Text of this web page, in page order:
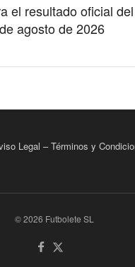
el resultado oficial
agosto de 2026
Legal – Términos y
© 2026 Futbolete SL